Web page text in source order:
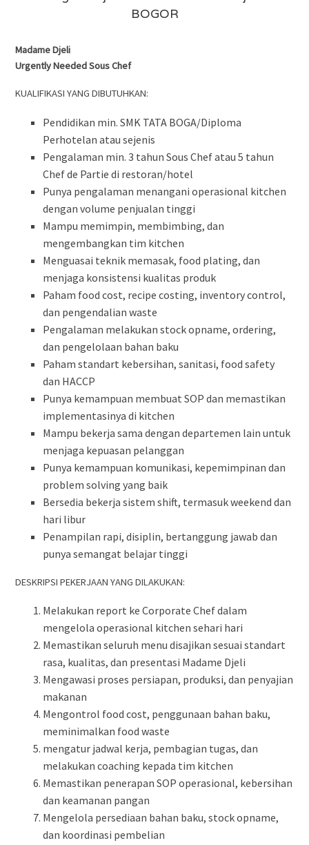
BOGOR
Madame Djeli
Urgently Needed Sous Chef
KUALIFIKASI YANG DIBUTUHKAN:
Pendidikan min. SMK TATA BOGA/Diploma
Perhotelan atau sejenis
Pengalaman min. 3 tahun Sous Chef atau 5 tahun
Chef de Partie di restoran/hotel
Punya pengalaman menangani operasional kitchen
dengan volume penjualan tinggi
Mampu memimpin, membimbing, dan
mengembangkan tim kitchen
Menguasai teknik memasak, food plating, dan
menjaga konsistensi kualitas produk
Paham food cost, recipe costing, inventory control,
dan pengendalian waste
Pengalaman melakukan stock opname, ordering,
dan pengelolaan bahan baku
Paham standart kebersihan, sanitasi, food safety
dan HACCP
Punya kemampuan membuat SOP dan memastikan
implementasinya di kitchen
Mampu bekerja sama dengan departemen lain untuk
menjaga kepuasan pelanggan
Punya kemampuan komunikasi, kepemimpinan dan
problem solving yang baik
Bersedia bekerja sistem shift, termasuk weekend dan
hari libur
Penampilan rapi, disiplin, bertanggung jawab dan
punya semangat belajar tinggi
DESKRIPSI PEKERJAAN YANG DILAKUKAN:
Melakukan report ke Corporate Chef dalam
mengelola operasional kitchen sehari hari
Memastikan seluruh menu disajikan sesuai standart
rasa, kualitas, dan presentasi Madame Djeli
Mengawasi proses persiapan, produksi, dan penyajian
makanan
Mengontrol food cost, penggunaan bahan baku,
meminimalkan food waste
mengatur jadwal kerja, pembagian tugas, dan
melakukan coaching kepada tim kitchen
Memastikan penerapan SOP operasional, kebersihan
dan keamanan pangan
Mengelola persediaan bahan baku, stock opname,
dan koordinasi pembelian